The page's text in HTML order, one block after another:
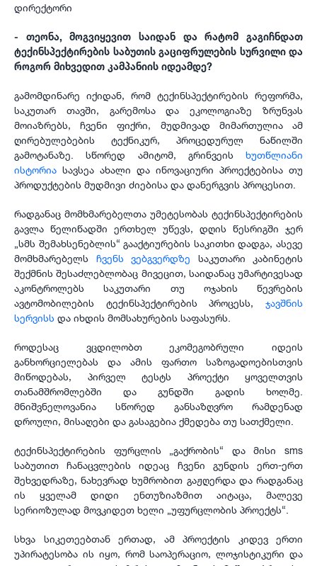
დირექტორი
- თეონა, მოგვიყევით საიდან და რატომ გაგიჩნდათ
ტექინსპექტირების საბუთის გაციფრულების სურვილი და
როგორ მიხვედით კამპანიის იდეამდე?
გამომდინარე იქიდან, რომ ტექინსპექტირების რეფორმა,
საკუთარ თავში, გარემოსა და ეკოლოგიაზე ზრუნვას
მოიაზრებს, ჩვენი ფიქრი, მუდმივად მიმართულია ამ
ღირებულებების ტექნიკურ, პროცედურულ ნაწილში
გამოტანაზე. სწორედ ამიტომ, გრინვეის ხუთწლიანი
ისტორია სავსეა ახალი და ინოვაციური პროექტებისა თუ
პროდუქტების მუდმივი ძიებისა და დანერგვის პროცესით.
რადგანაც მომხმარებელთა უმეტესობას ტექინსპექტირების
გავლა წელიწადში ერთხელ უწევს, დღის წესრიგში ჯერ
„სმს შემახსენებლის“ გააქტიურების საკითხი დადგა, ასევე
მომხმარებელს ჩვენს ვებგვერდზე საკუთარი კაბინეტის
შექმნის შესაძლებლობაც მივეცით, საიდანაც უმარტივესად
აკონტროლებს საკუთარი თუ ოჯახის წევრების
ავტომობილების ტექინსპექტირების პროცესს, ჯავშნის
სერვისს და იხდის მომსახურების საფასურს.
როდესაც ვცდილობთ ეკომეგობრული იდეის
განხორციელებას და ამის ფართო საზოგადოებისთვის
მიწოდებას, პირველ ტესტს პროექტი ყოველთვის
თანამშრომლებში და გუნდში გადის ხოლმე.
მნიშვნელოვანია სწორედ განსაზღვრო რამდენად
დროული, მისაღები და გასაგებია ქმედება თუ სათქმელი.
ტექინსპექტირების ფურცლის „გაქრობის“ და მისი sms
საბუთით ჩანაცვლების იდეაც ჩვენი გუნდის ერთ-ერთ
შეხვედრაზე, ნახევრად ხუმრობით გაჟღერდა და რადგანაც
ის ყველამ დიდი ენთუზიაზმით აიტაცა, მალევე
სერიოზულად მოვკიდეთ ხელი „უფურცლობის პროექტს“.
სხვა სიკეთეებთან ერთად, ამ პროექტის კიდევ ერთი
უპირატესობა ის იყო, რომ საოპერაციო, ლოჯისტიკური და